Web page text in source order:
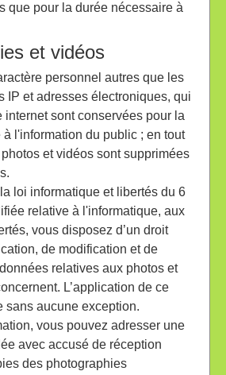
que pour la durée nécessaire à
et vidéos
personnel autres que les
IP et adresses électroniques, qui
internet sont conservées pour la
l'information du public ; en tout
et vidéos sont supprimées
loi informatique et libertés du 6
relative à l'informatique, aux
vous disposez d’un droit
de modification et de
relatives aux photos et
L’application de ce
sans aucune exception.
vous pouvez adresser une
avec accusé de réception
des photographies